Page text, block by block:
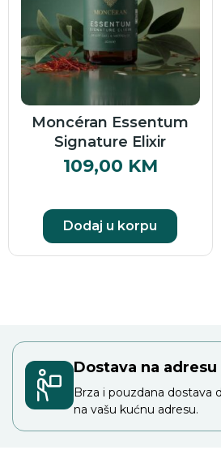
Moncéran Essentum
Signature Elixir
109,00 KM
Dodaj u korpu
Dostava na adresu
Brza i pouzdana dostava
na vašu kućnu adresu.